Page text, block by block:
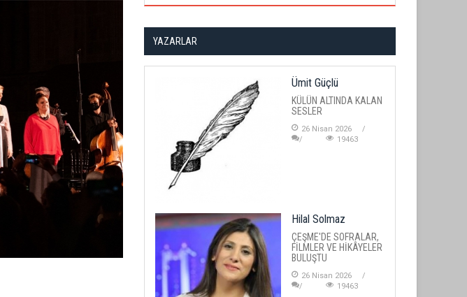
YAZARLAR
Ümit Güçlü
KÜLÜN ALTINDA KALAN
SESLER
26 Nisan 2026
19463
Hilal Solmaz
ÇEŞME'DE SOFRALAR,
FİLMLER VE HİKÂYELER
BULUŞTU
26 Nisan 2026
19463